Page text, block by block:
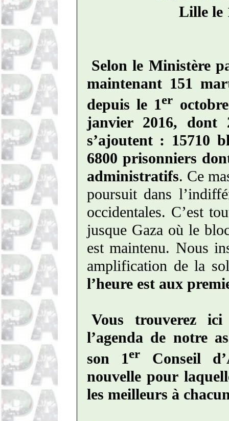
Lille le
Selon le Ministère
maintenant 151
depuis le 1er
janvier 2016, dont
s’ajoutent : 15710
6800 prisonniers
administratifs. Ce
poursuit dans
occidentales. C’est
jusque Gaza où le
est maintenu. Nous
amplification de la
l’heure est aux
Vous trouverez
l’agenda de notre
son 1er
Conseil
nouvelle pour
les meilleurs à